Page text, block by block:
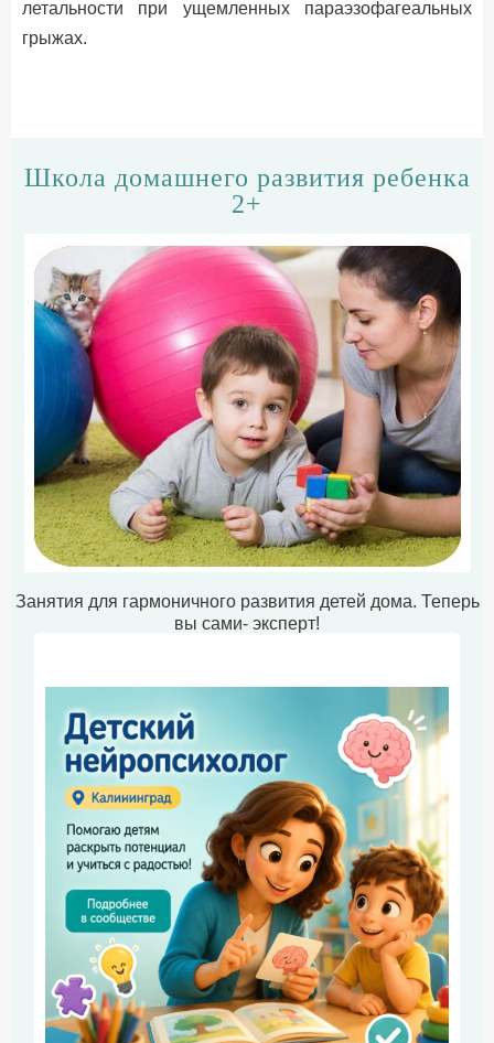
летальности при ущемленных параэзофагеальных
грыжах.
Школа домашнего развития ребенка
2+
Занятия для гармоничного развития детей дома. Теперь
вы сами- эксперт!